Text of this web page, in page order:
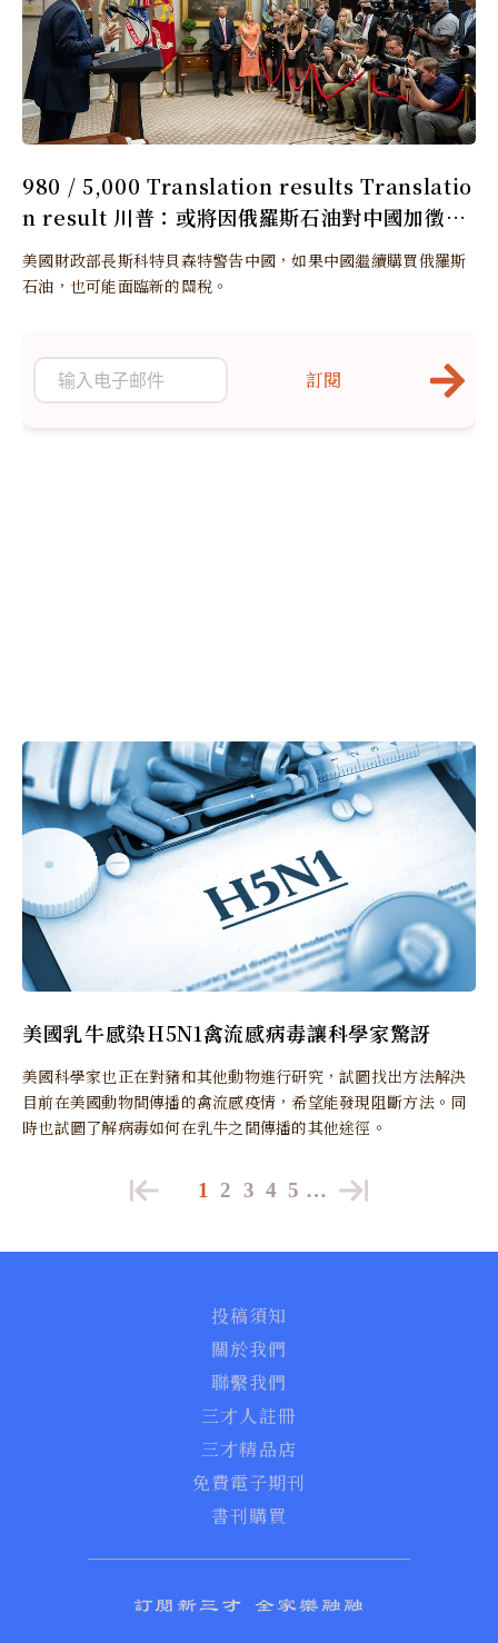
980 / 5,000 Translation results Translatio
n result 川普：或將因俄羅斯石油對中國加徵更
多關稅
美國財政部長斯科特貝森特警告中國，如果中國繼續購買俄羅斯
石油，也可能面臨新的關稅。
美國乳牛感染H5N1禽流感病毒讓科學家驚訝
美國科學家也正在對豬和其他動物進行研究，試圖找出方法解決
目前在美國動物間傳播的禽流感疫情，希望能發現阻斷方法。同
時也試圖了解病毒如何在乳牛之間傳播的其他途徑。
訂閱
1 2 3 4 5 …
投稿須知
關於我們
聯繫我們
三才人註冊
三才精品店
免費電子期刊
書刊購買
訂閱新三才 全家樂融融